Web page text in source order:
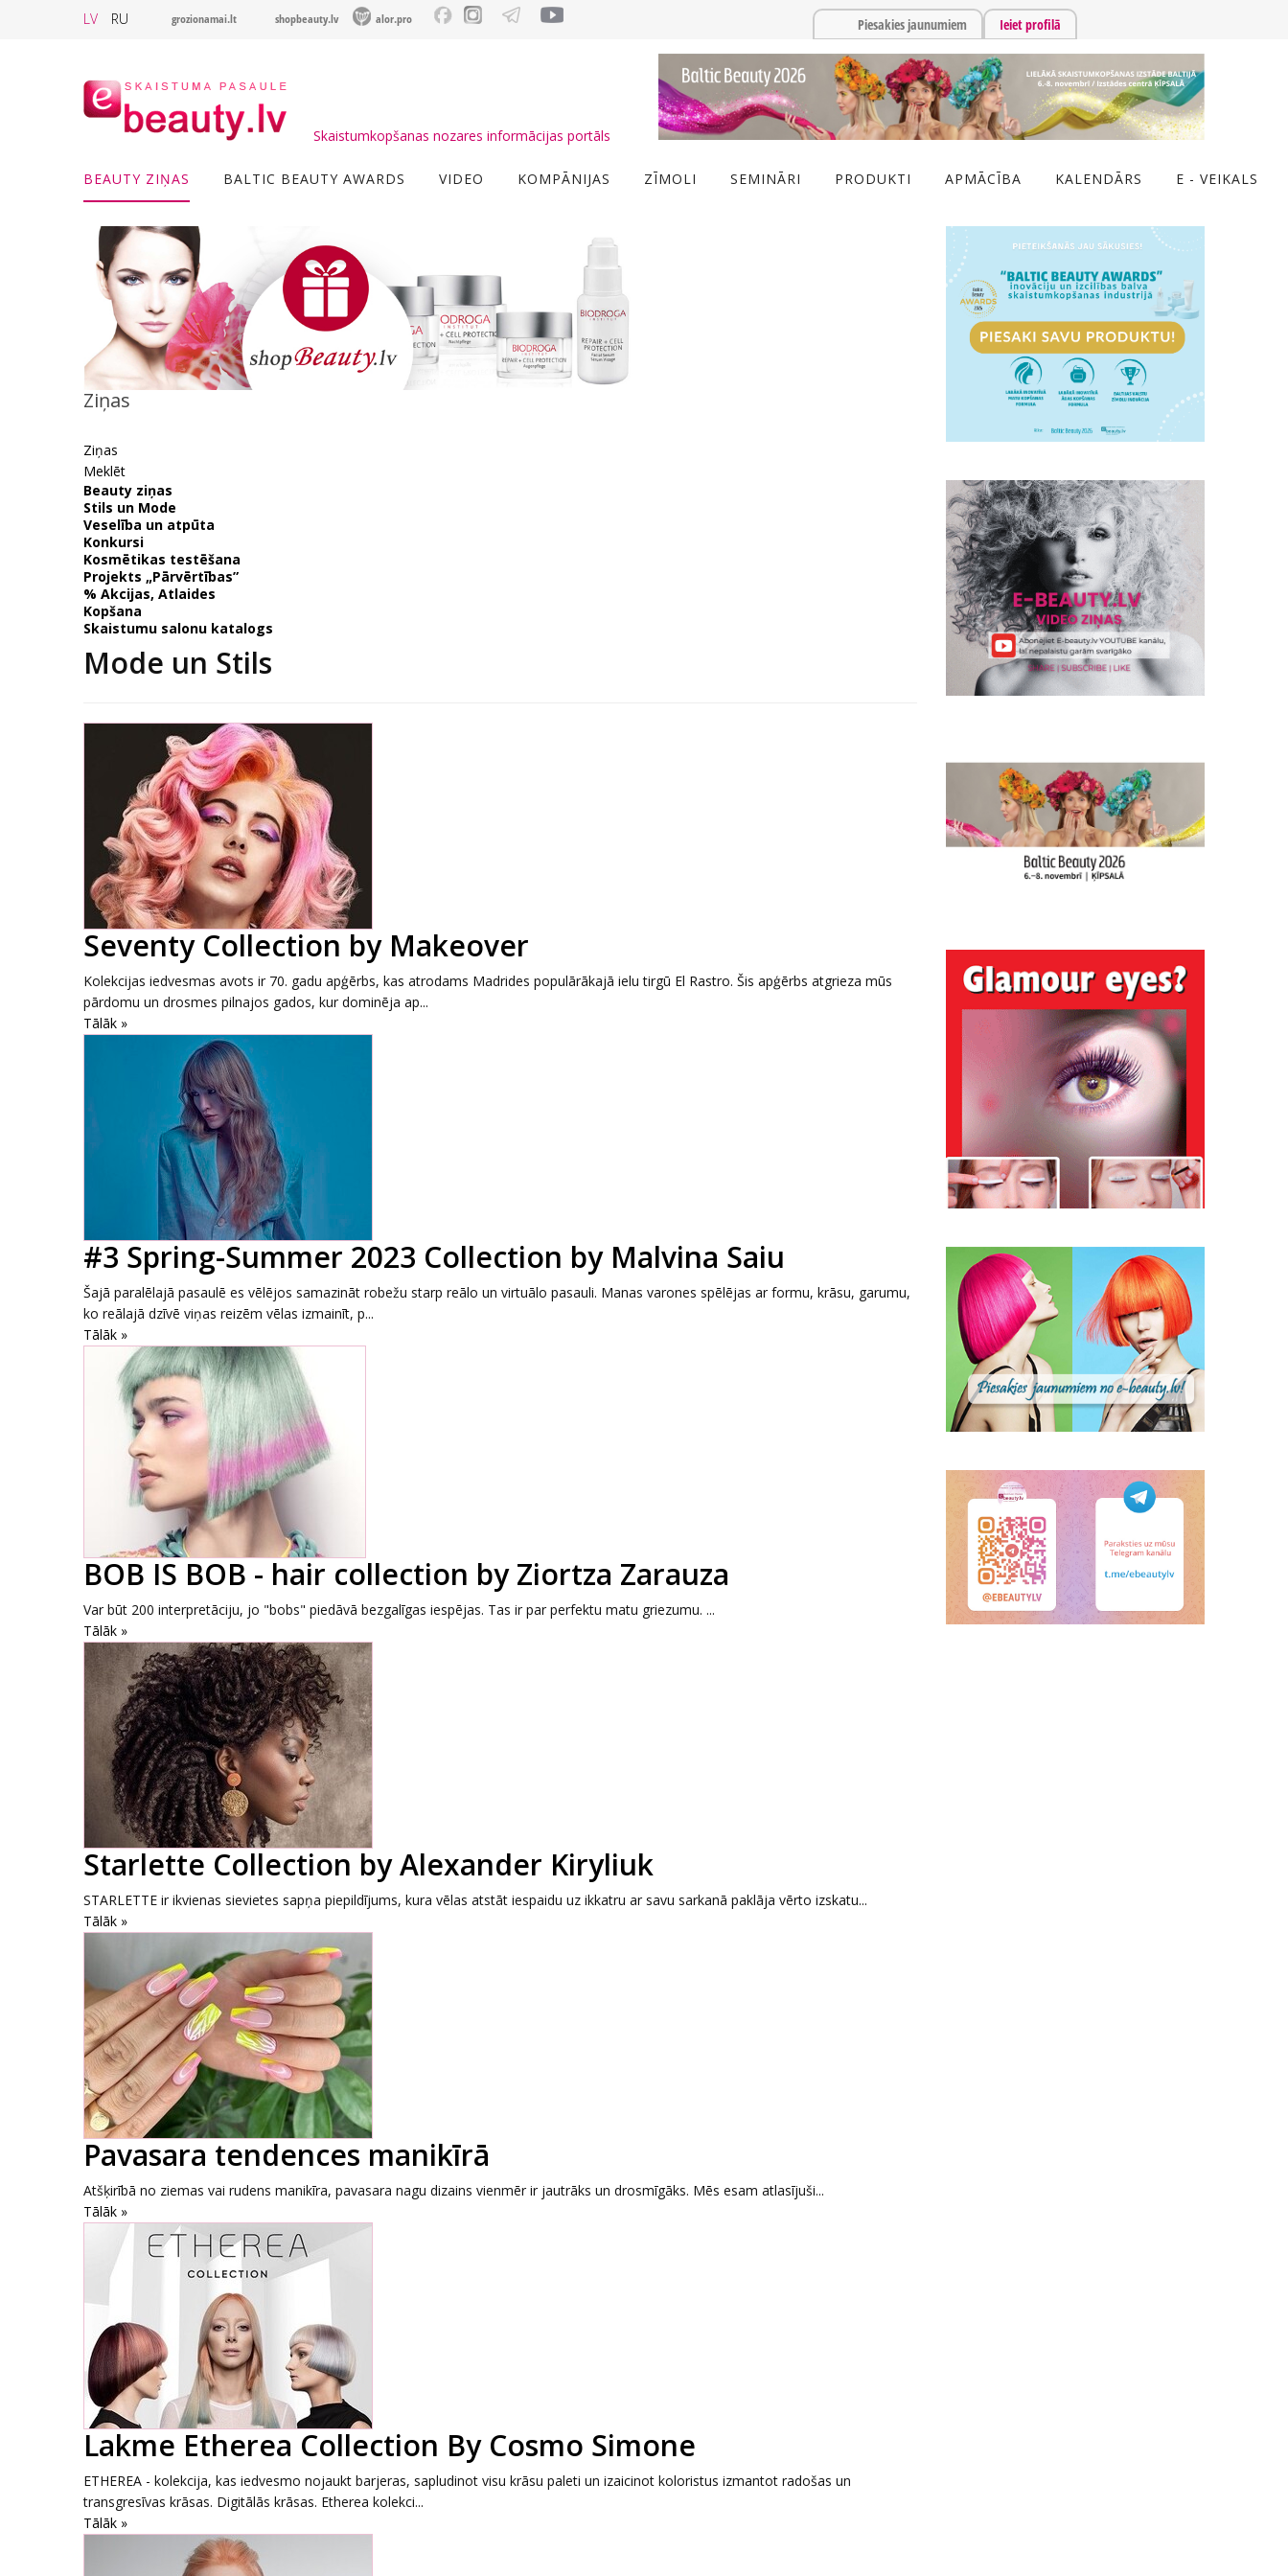
LV RU grozionamai.lt shopbeauty.lv alor.pro Piesakies jaunumiem Ieiet profilā
Skaistumkopšanas nozares informācijas portāls
BEAUTY ZIŅAS BALTIC BEAUTY AWARDS VIDEO KOMPĀNIJAS ZĪMOLI SEMINĀRI PRODUKTI APMĀCĪBA KALENDĀRS E - VEIKALS
Ziņas
Ziņas
Meklēt
Beauty ziņas
Stils un Mode
Veselība un atpūta
Konkursi
Kosmētikas testēšana
Projekts „Pārvērtības”
% Akcijas, Atlaides
Kopšana
Skaistumu salonu katalogs
Mode un Stils
Seventy Collection by Makeover
Kolekcijas iedvesmas avots ir 70. gadu apģērbs, kas atrodams Madrides populārākajā ielu tirgū El Rastro. Šis apģērbs atgrieza mūs
pārdomu un drosmes pilnajos gados, kur dominēja ap...
Tālāk »
#3 Spring-Summer 2023 Collection by Malvina Saiu
Šajā paralēlajā pasaulē es vēlējos samazināt robežu starp reālo un virtuālo pasauli. Manas varones spēlējas ar formu, krāsu, garumu,
ko reālajā dzīvē viņas reizēm vēlas izmainīt, p...
Tālāk »
BOB IS BOB - hair collection by Ziortza Zarauza
Var būt 200 interpretāciju, jo "bobs" piedāvā bezgalīgas iespējas. Tas ir par perfektu matu griezumu. ...
Tālāk »
Starlette Collection by Alexander Kiryliuk
STARLETTE ir ikvienas sievietes sapņa piepildījums, kura vēlas atstāt iespaidu uz ikkatru ar savu sarkanā paklāja vērto izskatu...
Tālāk »
Pavasara tendences manikīrā
Atšķirībā no ziemas vai rudens manikīra, pavasara nagu dizains vienmēr ir jautrāks un drosmīgāks. Mēs esam atlasījuši...
Tālāk »
Lakme Etherea Collection By Cosmo Simone
ETHEREA - kolekcija, kas iedvesmo nojaukt barjeras, sapludinot visu krāsu paleti un izaicinot koloristus izmantot radošas un
transgresīvas krāsas. Digitālās krāsas. Etherea kolekci...
Tālāk »